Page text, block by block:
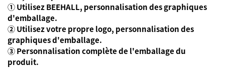
① Utilisez BEEHALL, personnalisation des graphiques
d'emballage.
② Utilisez votre propre logo, personnalisation des
graphiques d'emballage.
③ Personnalisation complète de l'emballage du
produit.